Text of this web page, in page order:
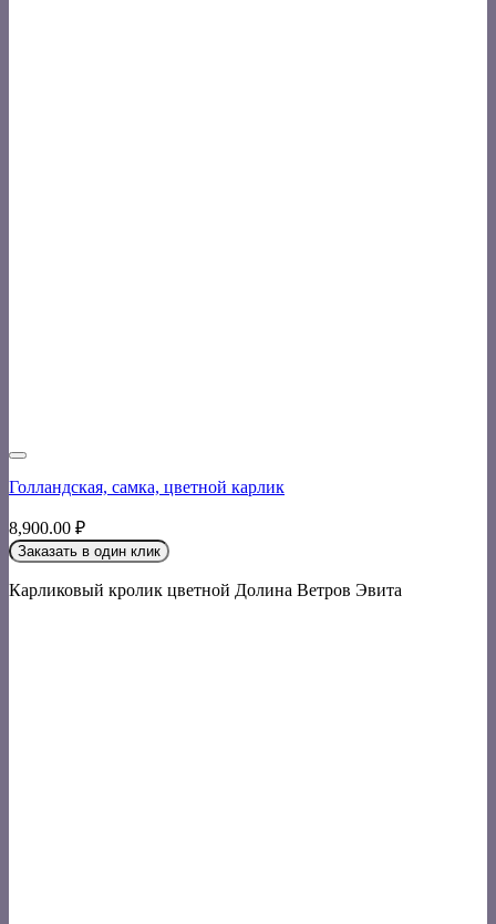
Голландская, самка, цветной карлик
8,900.00 ₽
Заказать в один клик
Карликовый кролик цветной Долина Ветров Эвита